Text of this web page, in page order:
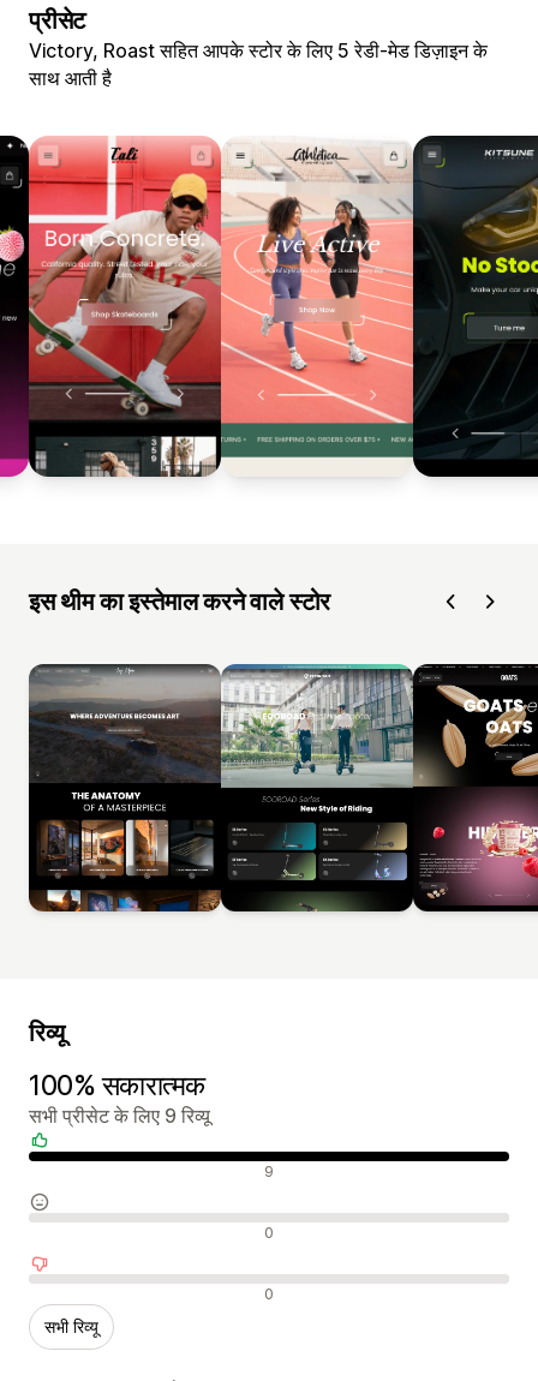
प्रीसेट
Victory, Roast सहित आपके स्टोर के लिए 5 रेडी-मेड डिज़ाइन के
साथ आती है
इस थीम का इस्तेमाल करने वाले स्टोर
रिव्यू
100% सकारात्मक
सभी प्रीसेट के लिए 9 रिव्यू
सकारात्मक रिव्यू 9
न्यूट्रल रिव्यू 0
नकारात्मक रिव्यू 0
सभी रिव्यू